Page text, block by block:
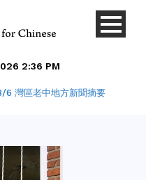
2:36 PM
6 灣區老中地方新聞摘要